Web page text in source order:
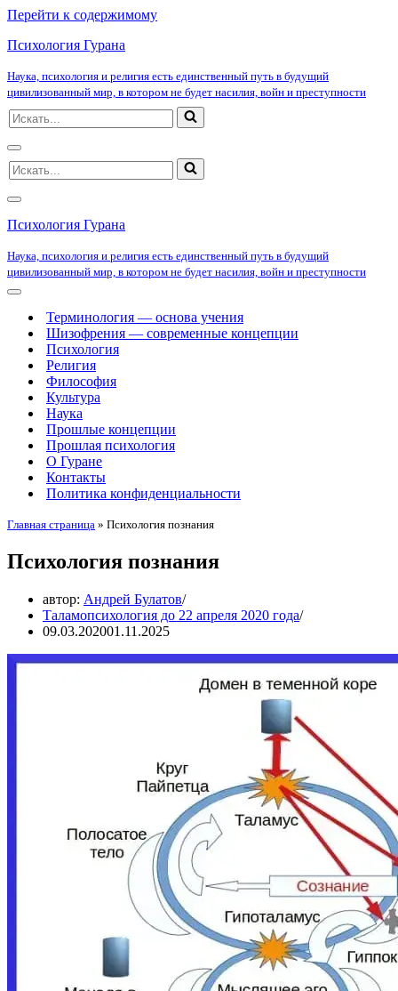
Перейти к содержимому
Психология Гурана
Наука, психология и религия есть единственный путь в будущий
цивилизованный мир, в котором не будет насилия, войн и преступности
Искать...
Меню
навигации
Искать...
Меню
навигации
Психология Гурана
Наука, психология и религия есть единственный путь в будущий
цивилизованный мир, в котором не будет насилия, войн и преступности
Меню
навигацииТерминология — основа учения
Шизофрения — современные концепции
Психология
Религия
Философия
Культура
Наука
Прошлые концепции
Прошлая психология
О Гуране
Контакты
Политика конфиденциальности
Главная страница » Психология познания
Психология познания
автор: Андрей Булатов
Таламопсихология до 22 апреля 2020 года
09.03.202001.11.2025